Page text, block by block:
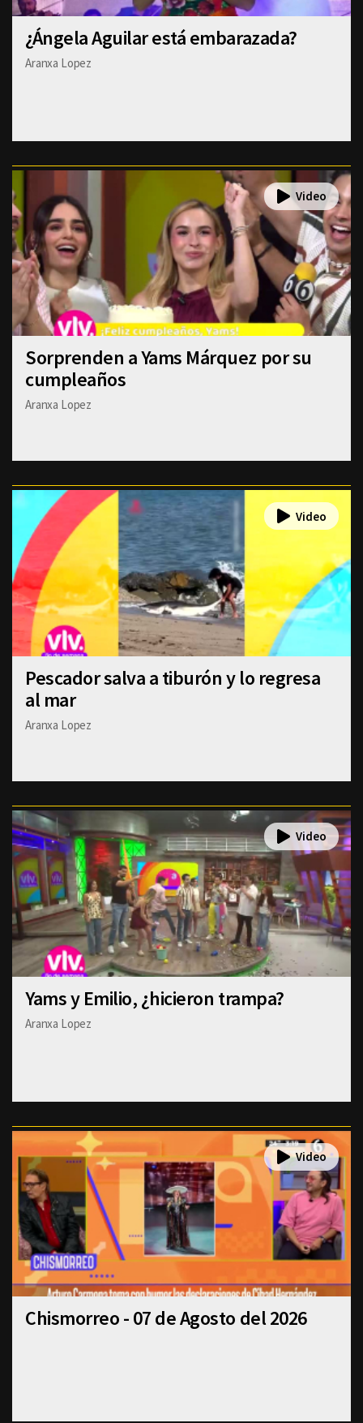
¿Ángela Aguilar está embarazada?
Aranxa Lopez
Sorprenden a Yams Márquez por su
cumpleaños
Aranxa Lopez
Pescador salva a tiburón y lo regresa
al mar
Aranxa Lopez
Yams y Emilio, ¿hicieron trampa?
Aranxa Lopez
Chismorreo - 07 de Agosto del 2026